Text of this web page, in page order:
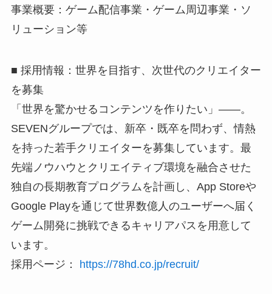
事業概要：ゲーム配信事業・ゲーム周辺事業・ソ
リューション等
■ 採用情報：世界を目指す、次世代のクリエイター
を募集
「世界を驚かせるコンテンツを作りたい」――。
SEVENグループでは、新卒・既卒を問わず、情熱
を持った若手クリエイターを募集しています。最
先端ノウハウとクリエイティブ環境を融合させた
独自の長期教育プログラムを計画し、App Storeや
Google Playを通じて世界数億人のユーザーへ届く
ゲーム開発に挑戦できるキャリアパスを用意して
います。
採用ページ： https://78hd.co.jp/recruit/